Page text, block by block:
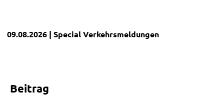
09.08.2026 | SpecialVerkehrsmeldungen
Beitrag